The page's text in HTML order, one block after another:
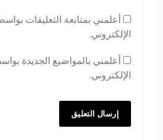
أعلمني بمتابعة التعليقات
الإلكتروني.
أعلمني بالمواضيع الجديدة
الإلكتروني.